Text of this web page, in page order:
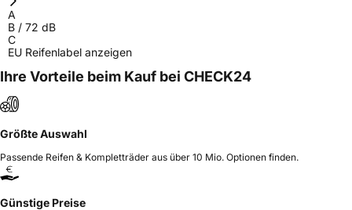
Allgemeine Produktsicherheit (GPSR)
HerstellerkontaktGlobaljoy Service GmbH, Am Blumenfeld 10,
40667 Meerbusch, Deutschland, Tekefon:
+8685263665, e-mail:
in der EU
A
B / 72 dB
C
EU Reifenlabel anzeigen
Ihre Vorteile beim Kauf bei CHECK24
Größte Auswahl
Passende Reifen & Kompletträder aus über 10 Mio. Optionen finden.
Günstige Preise